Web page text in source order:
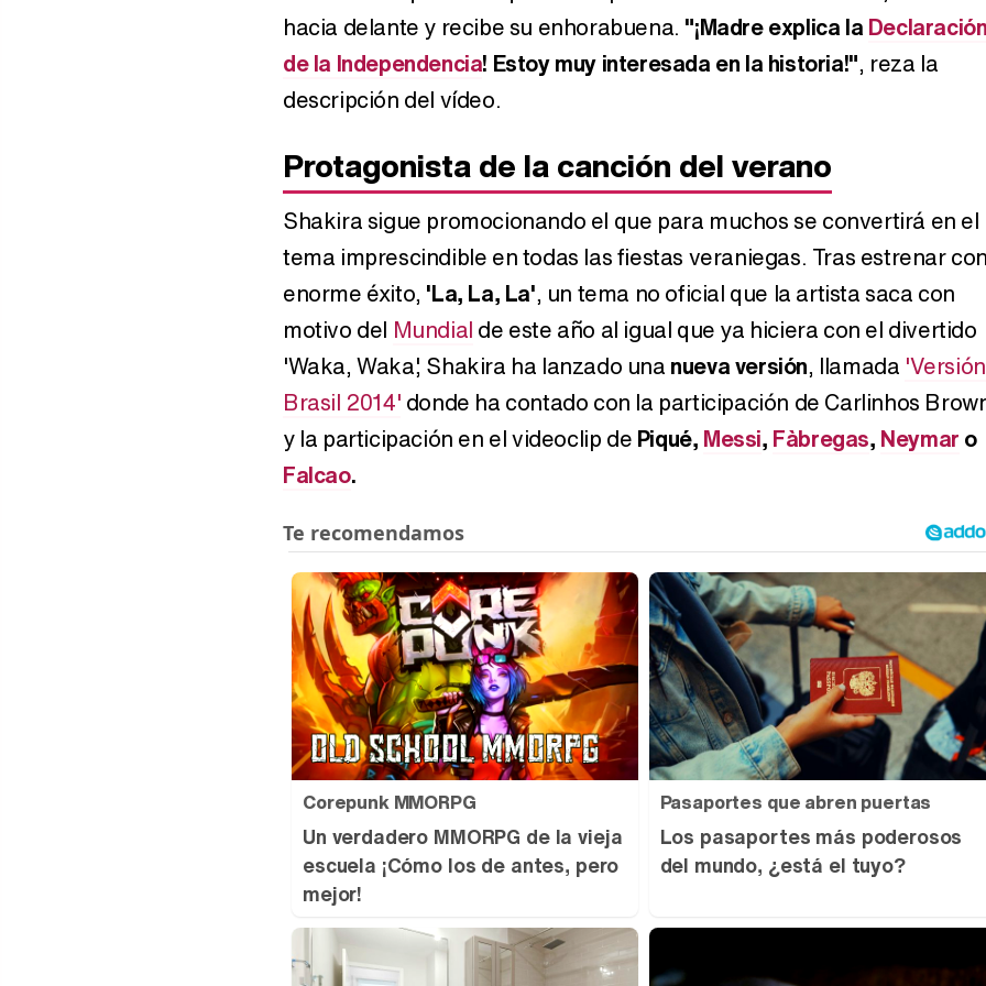
hacia delante y recibe su enhorabuena. "¡Madre explica la Declaración
de la Independencia! Estoy muy interesada en la historia!", reza la
descripción del vídeo.
Protagonista de la canción del verano
Shakira sigue promocionando el que para muchos se convertirá en el
tema imprescindible en todas las fiestas veraniegas. Tras estrenar con
enorme éxito, 'La, La, La', un tema no oficial que la artista saca con
motivo del Mundial de este año al igual que ya hiciera con el divertido
'Waka, Waka', Shakira ha lanzado una nueva versión, llamada 'Versión
Brasil 2014' donde ha contado con la participación de Carlinhos
y la participación en el videoclip de Piqué, Messi, Fàbregas, Neymar o
Falcao.
Corepunk MMORPG
Un verdadero MMORPG de la vieja
escuela ¡Cómo los de antes, pero
mejor!
Pasaportes que abren puertas
Los pasaportes más poderosos
del mundo, ¿está el tuyo?